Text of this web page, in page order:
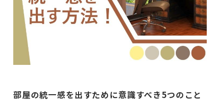
部屋の統一感を出すために意識すべき5つのこと